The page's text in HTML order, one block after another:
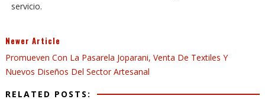
servicio.
Newer Article
Promueven Con La Pasarela Joparani, Venta De Textiles Y
Nuevos Diseños Del Sector Artesanal
RELATED POSTS: